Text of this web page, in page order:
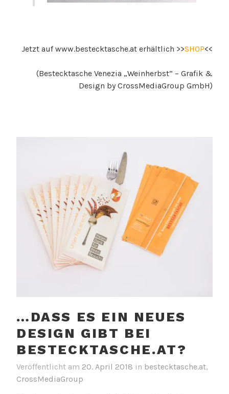
Jetzt auf www.bestecktasche.at erhältlich >>SHOP<<
(Bestecktasche Venezia „Weinherbst“ – Grafik &
Design by CrossMediaGroup GmbH)
…DASS ES EIN NEUES
DESIGN GIBT BEI
BESTECKTASCHE.AT?
Veröffentlicht am 20. April 2018 in bestecktasche.at,
CrossMediaGroup